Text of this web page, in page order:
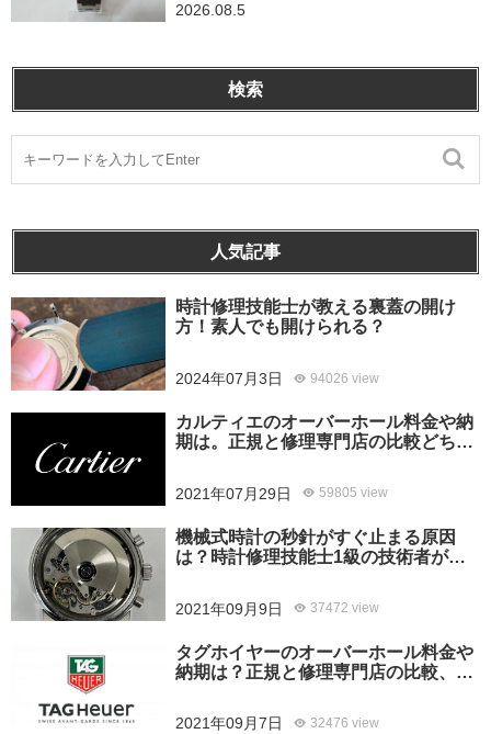
2026.08.5
検索
人気記事
時計修理技能士が教える裏蓋の開け
方！素人でも開けられる？
2024年07月3日 94026 view
カルティエのオーバーホール料金や納
期は。正規と修理専門店の比較どちら
2021年07月29日 59805 view
機械式時計の秒針がすぐ止まる原因
は？時計修理技能士1級の技術者がお
2021年09月9日 37472 view
タグホイヤーのオーバーホール料金や
納期は？正規と修理専門店の比較、ど
2021年09月7日 32476 view